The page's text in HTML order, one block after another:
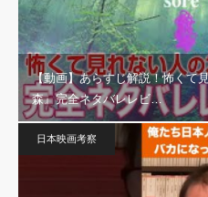
【動画】あらすじ解説！怖くて
森』完全ネタバレレビ…
日本映画考察